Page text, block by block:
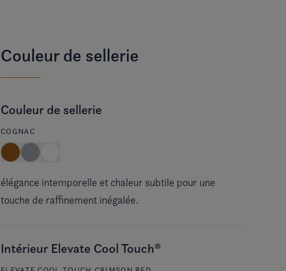
Couleur de sellerie
Couleur de sellerie
COGNAC
élégance intemporelle et chaleur subtile pour une
touche de raffinement inégalée.
Intérieur Elevate Cool Touch®